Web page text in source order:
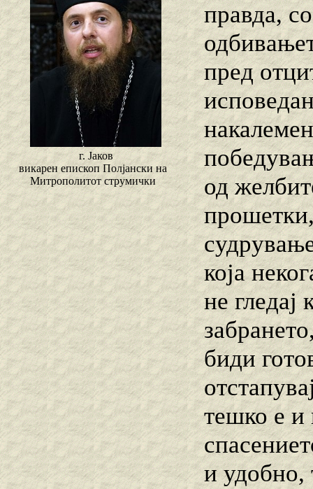
г. Јаков
викарен епископ Полјански на
Митрополитот струмички
правда,
пред
од
која
не
биди
тешко е и
и удобно,